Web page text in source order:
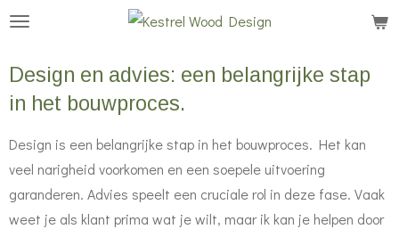
Ga
naar
de
Design en advies: een belangrijke stap
in het bouwproces.
Design is een belangrijke stap in het bouwproces. Het kan
veel narigheid voorkomen en een soepele uitvoering
garanderen. Advies speelt een cruciale rol in deze fase. Vaak
weet je als klant prima wat je wilt, maar ik kan je helpen door